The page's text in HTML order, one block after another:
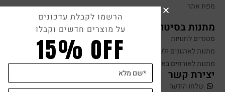
מפת אתר
מתנות בסיטונאות
סטנדים לחנויות
מתנות לארגונים ולעובדים
מתנות לאורחים באירועים
יצירת קשר
שלחו הודעה
הרשמו לקבלת עדכונים
על מוצרים חדשים וקבלו
15% OFF